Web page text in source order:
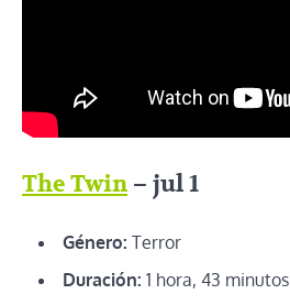
The Twin– jul 1
Género: Terror
Duración: 1 hora, 43 minutos